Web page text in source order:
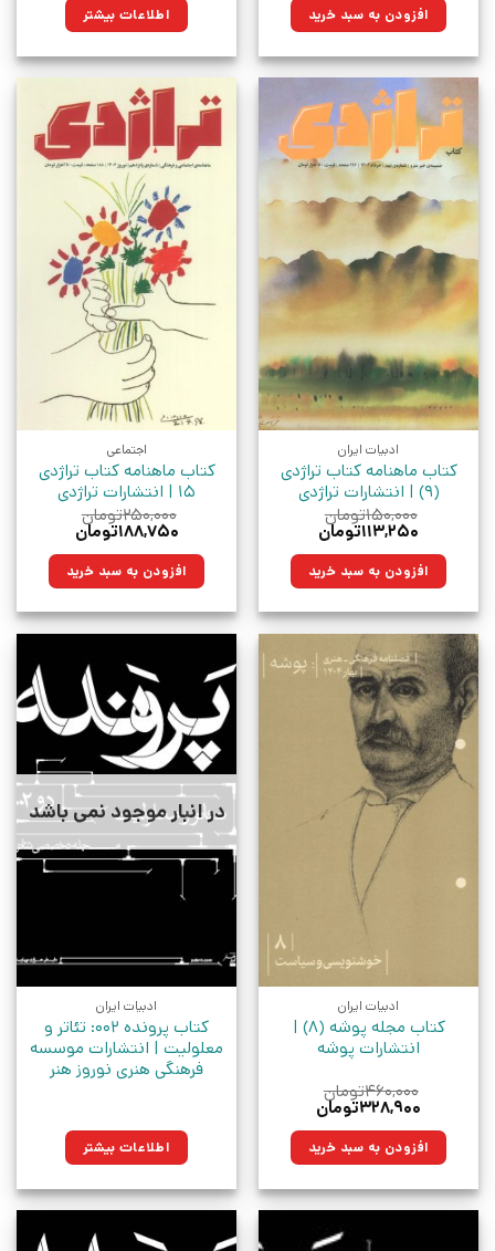
۹۰,۰۰۰تومان
بود.
افزودن به سبد خرید اطلاعات بیشتر
ادبیات ایران
کتاب ماهنامه کتاب تراژدی
(9) | انتشارات تراژدی
۱۵۰,۰۰۰تومان
قیمت
۱۵۰,۰۰۰تومان
بود.
۱۱۳,۲۵۰تومان
۱۱۳,۲۵۰تومان.افزودن به سبد خرید
اجتماعی
کتاب ماهنامه کتاب تراژدی
15 | انتشارات تراژدی
۲۵۰,۰۰۰تومان
قیمت
۲۵۰,۰۰۰تومان
بود.
۱۸۸,۷۵۰تومان
۱۸۸,۷۵۰تومان.افزودن به سبد خرید
ادبیات ایران
کتاب مجله پوشه (8) |
انتشارات پوشه
۴۶۰,۰۰۰تومان
قیمت
۴۶۰,۰۰۰تومان
بود.
۳۲۸,۹۰۰تومان
۳۲۸,۹۰۰تومان.افزودن به سبد خرید
در انبار موجود نمی باشد
ادبیات ایران
کتاب پرونده 002: تئاتر و
معلولیت | انتشارات موسسه
فرهنگی هنری نوروز هنر
اطلاعات بیشتر